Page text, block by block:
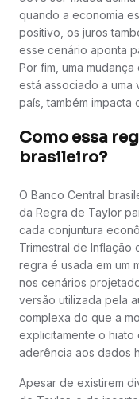
quando a economia
positivo, os juros
esse cenário aponta
Por fim, uma
está associado a
país, também impacta
Como essa
brasileiro?
O Banco Central
da Regra de Taylor
cada conjuntura
Trimestral de Inflação
regra é usada em um
nos cenários
versão utilizada pela
complexa do que a
explicitamente o hiato
aderência aos dados
Apesar de existirem